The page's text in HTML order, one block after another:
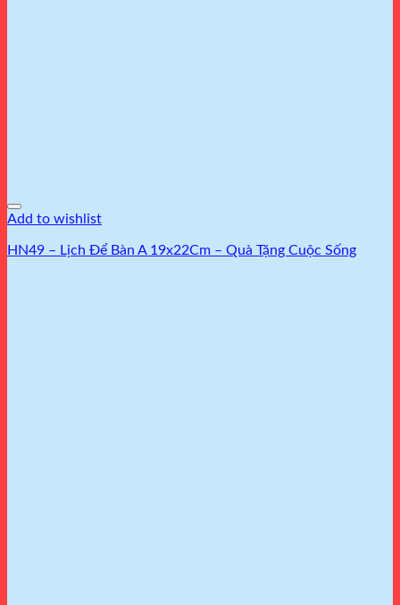
Add to wishlist
HN49 – Lịch Để Bàn A 19x22Cm – Quà Tặng Cuộc Sống